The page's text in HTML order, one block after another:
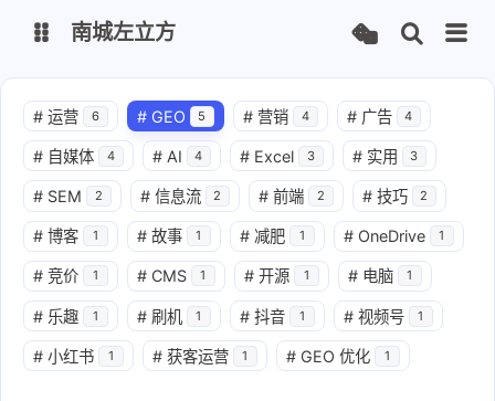
Copyright
Markdown
南城左立方
# 运营 6 # GEO 5 # 营销 4 # 广告 4
# 自媒体 4 # AI 4 # Excel 3 # 实用 3
# SEM 2 # 信息流 2 # 前端 2 # 技巧 2
# 博客 1 # 故事 1 # 减肥 1 # OneDrive 1
# 竞价 1 # CMS 1 # 开源 1 # 电脑 1
# 乐趣 1 # 刷机 1 # 抖音 1 # 视频号 1
# 小红书 1 # 获客运营 1 # GEO 优化 1